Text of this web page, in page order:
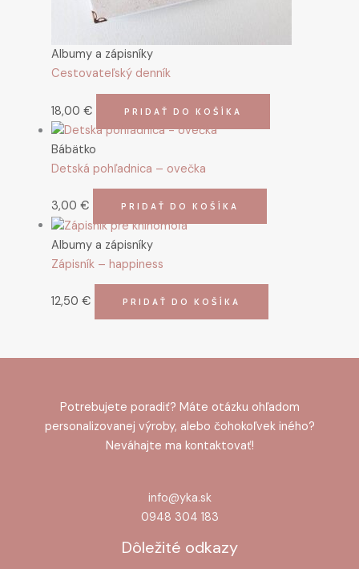
Albumy a zápisníky
Cestovateľský denník
18,00 € PRIDAŤ DO KOŠÍKA
Bábätko
Detská pohľadnica – ovečka
3,00 € PRIDAŤ DO KOŠÍKA
Albumy a zápisníky
Zápisník – happiness
12,50 € PRIDAŤ DO KOŠÍKA
Potrebujete poradiť? Máte otázku ohľadom
personalizovanej výroby, alebo čohokoľvek iného?
Neváhajte ma kontaktovať!
info@yka.sk
0948 304 183
Dôležité odkazy